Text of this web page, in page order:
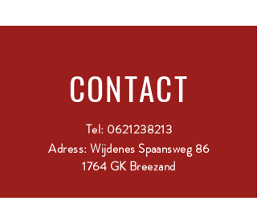
CONTACT
Tel: 0621238213
Adress: Wijdenes Spaansweg 86
1764 GK Breezand